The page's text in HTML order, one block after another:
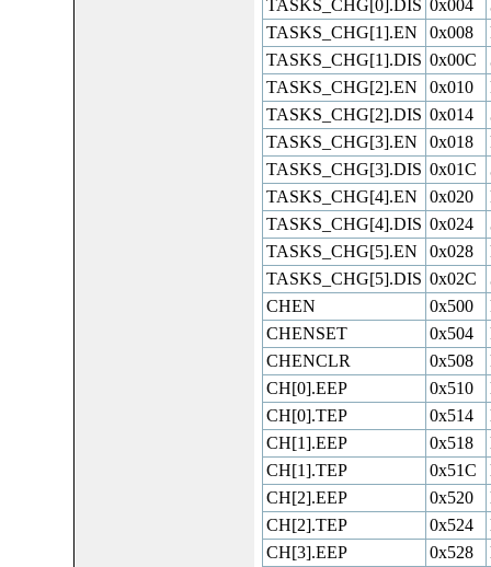
TASKS_CHG[0].DIS 0x004
TASKS_CHG[1].EN
0x008
TASKS_CHG[1].DIS 0x00C
TASKS_CHG[2].EN
0x010
TASKS_CHG[2].DIS 0x014
TASKS_CHG[3].EN
0x018
TASKS_CHG[3].DIS 0x01C
TASKS_CHG[4].EN
0x020
TASKS_CHG[4].DIS 0x024
TASKS_CHG[5].EN
0x028
TASKS_CHG[5].DIS 0x02C
CHEN
0x500
CHENSET
0x504
CHENCLR
0x508
CH[0].EEP
0x510
CH[0].TEP
0x514
CH[1].EEP
0x518
CH[1].TEP
0x51C
CH[2].EEP
0x520
CH[2].TEP
0x524
CH[3].EEP
0x528